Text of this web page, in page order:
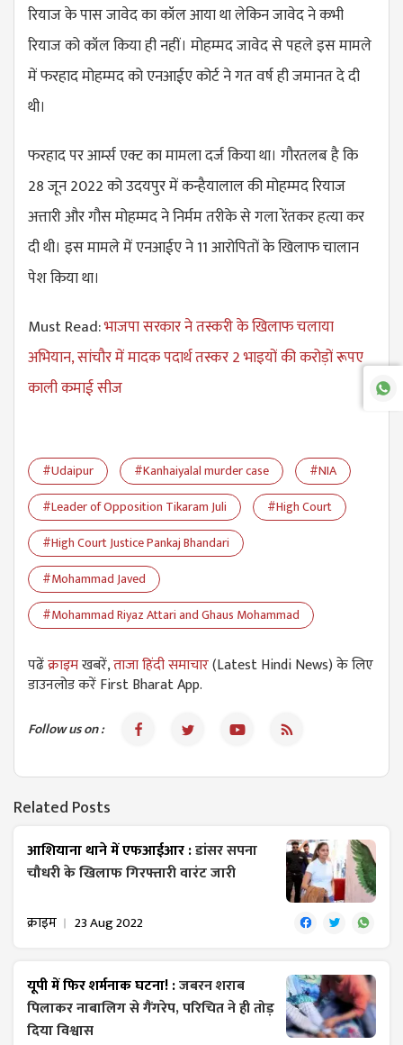
रियाज के पास जावेद का कॉल आया था लेकिन जावेद ने कभी
रियाज को कॉल किया ही नहीं। मोहम्मद जावेद से पहले इस मामले
में फरहाद मोहम्मद को एनआईए कोर्ट ने गत वर्ष ही जमानत दे दी
थी।
फरहाद पर आर्म्स एक्ट का मामला दर्ज किया था। गौरतलब है कि
28 जून 2022 को उदयपुर में कन्हैयालाल की मोहम्मद रियाज
अत्तारी और गौस मोहम्मद ने निर्मम तरीके से गला रेंतकर हत्या कर
दी थी। इस मामले में एनआईए ने 11 आरोपितों के खिलाफ चालान
पेश किया था।
Must Read:भाजपा सरकार ने तस्करी के खिलाफ चलाया
अभियान, सांचौर में मादक पदार्थ तस्कर 2 भाइयों की करोड़ों रूपए
काली कमाई सीज
#Udaipur #Kanhaiyalal murder case
#NIA
#Leader of Opposition Tikaram Juli
#High Court
#High Court Justice Pankaj Bhandari
#Mohammad Javed
#Mohammad Riyaz Attari and Ghaus Mohammad
पढेंक्राइमखबरें,ताजा हिंदी समाचार(Latest Hindi News) के लिए
डाउनलोड करें First Bharat App.
Follow us on :
Related Posts
आशियाना थाने में एफआईआर :डांसर सपना
चौधरी के खिलाफ गिरफ्तारी वारंट जारी
क्राइम 23 Aug 2022
यूपी में फिर शर्मनाक घटना! :जबरन शराब
पिलाकर नाबालिग से गैंगरेप, परिचित ने ही तोड़
दिया विश्वास